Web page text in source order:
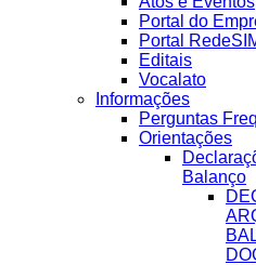
Portal do
Portal
Editais
Vocalato
Informações
Perguntas
Orientações
Balanço